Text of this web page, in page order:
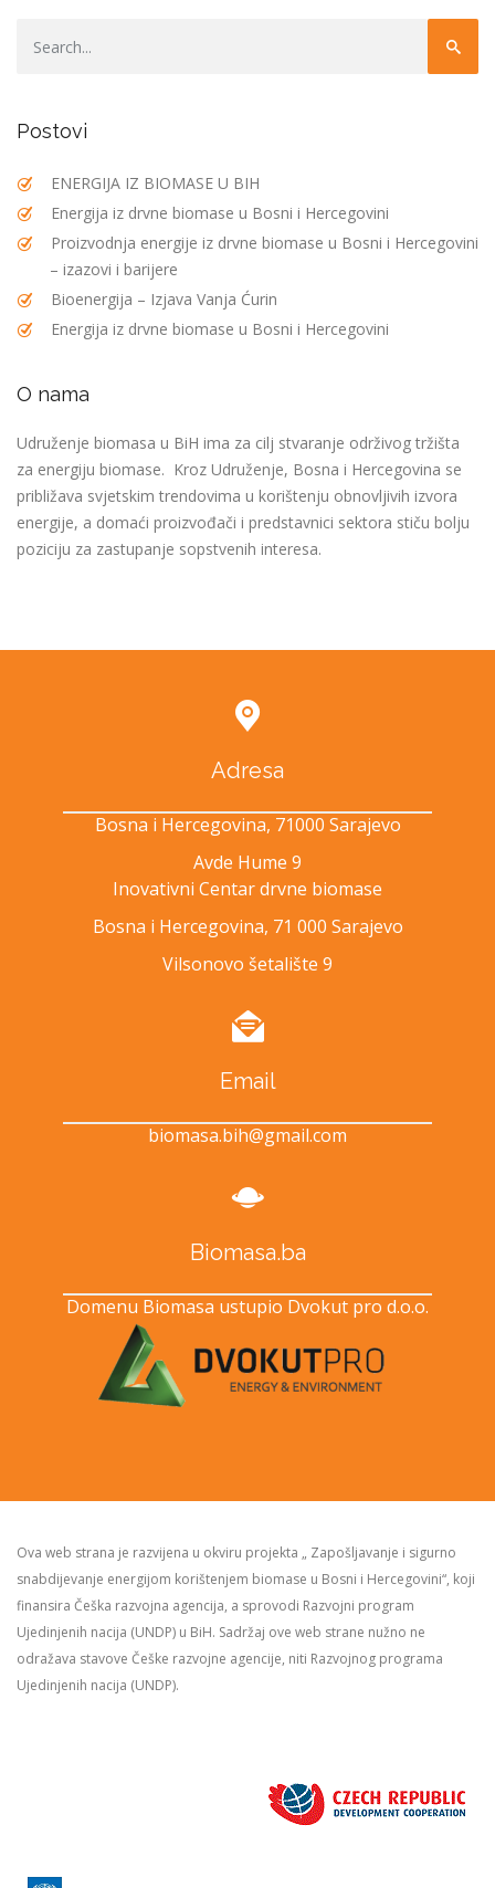
Postovi
ENERGIJA IZ BIOMASE U BIH
Energija iz drvne biomase u Bosni i Hercegovini
Proizvodnja energije iz drvne biomase u Bosni i Hercegovini
– izazovi i barijere
Bioenergija – Izjava Vanja Ćurin
Energija iz drvne biomase u Bosni i Hercegovini
O nama
Udruženje biomasa u BiH ima za cilj stvaranje održivog tržišta
za energiju biomase. Kroz Udruženje, Bosna i Hercegovina se
približava svjetskim trendovima u korištenju obnovljivih izvora
energije, a domaći proizvođači i predstavnici sektora stiču bolju
poziciju za zastupanje sopstvenih interesa.
Adresa
Bosna i Hercegovina, 71000 Sarajevo
Avde Hume 9
Inovativni Centar drvne biomase
Bosna i Hercegovina, 71 000 Sarajevo
Vilsonovo šetalište 9
Email
biomasa.bih@gmail.com
Biomasa.ba
Domenu Biomasa ustupio Dvokut pro d.o.o.
Ova web strana je razvijena u okviru projekta „ Zapošljavanje i sigurno
snabdijevanje energijom korištenjem biomase u Bosni i Hercegovini“, koji
finansira Češka razvojna agencija, a sprovodi Razvojni program
Ujedinjenih nacija (UNDP) u BiH. Sadržaj ove web strane nužno ne
odražava stavove Češke razvojne agencije, niti Razvojnog programa
Ujedinjenih nacija (UNDP).